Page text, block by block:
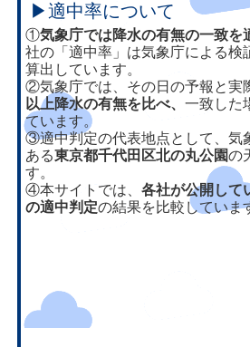
▶適中率について
①気象庁では降水の有無の一致を
社の「適中率」は気象庁による検
算出しています。
②気象庁では、その日の予報と実
以上降水の有無を比べ、一致した
ています。
③適中判定の代表地点として、気
ある東京都千代田区北の丸公園の
す。
④本サイトでは、各社が公開して
の適中判定の結果を比較していま